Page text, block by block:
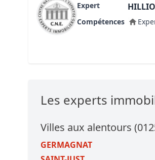
Expert
Compétences
Les experts
Villes aux alentours
GERMAGNAT